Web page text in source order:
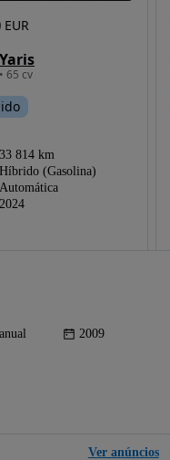
65 cv
EUR
33 814 km
Híbrido (Gasolina)
Automática
2024
2009
Ver anúncios